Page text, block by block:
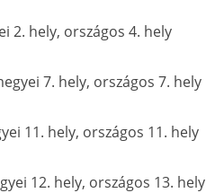
2. hely, országos 4. hely
7. hely, országos 7. hely
11. hely, országos 11. hely
12. hely, országos 13. hely